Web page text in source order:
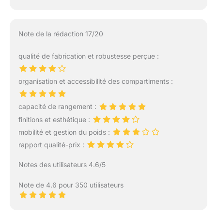
Note de la rédaction 17/20
qualité de fabrication et robustesse perçue :
organisation et accessibilité des compartiments :
capacité de rangement :
finitions et esthétique :
mobilité et gestion du poids :
rapport qualité-prix :
Notes des utilisateurs 4.6/5
Note de 4.6 pour 350 utilisateurs